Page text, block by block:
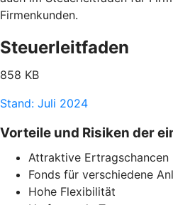
Firmenkunden.
Steuerleitfaden
858 KB
Stand: Juli 2024
Vorteile und Risiken der
Attraktive Ertragschancen
Fonds für verschiedene
Hohe Flexibilität